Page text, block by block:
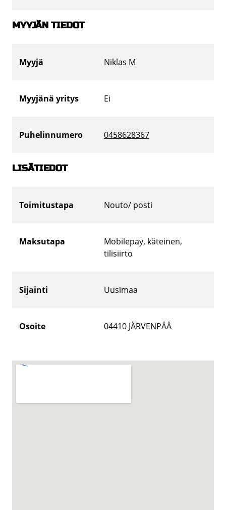
MYYJÄN TIEDOT
Myyjä Niklas M
Myyjänä yritys Ei
Puhelinnumero 0458628367
LISÄTIEDOT
Toimitustapa Nouto/ posti
Maksutapa
Mobilepay, käteinen,
tilisiirto
Sijainti Uusimaa
Osoite 04410 JÄRVENPÄÄ